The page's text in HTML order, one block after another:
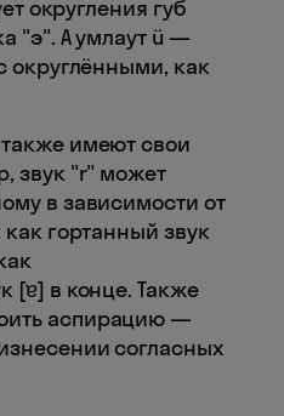
округления губ
"э". А умлаут ü —
округлёнными, как
имеют свои
звук "r" может
в зависимости от
гортанный звук
[ɐ] в конце. Также
аспирацию —
согласных